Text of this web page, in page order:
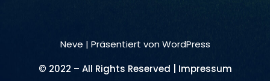
Neve | Präsentiert vonWordPress
© 2022 – All Rights Reserved | Impressum